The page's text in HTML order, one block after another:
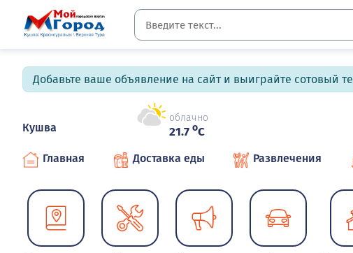
Добавьте ваше объявление на сайт и выиграйте сотовый
Кушва
облачно
21.7 oC
Главная Доставка еды Развлечения